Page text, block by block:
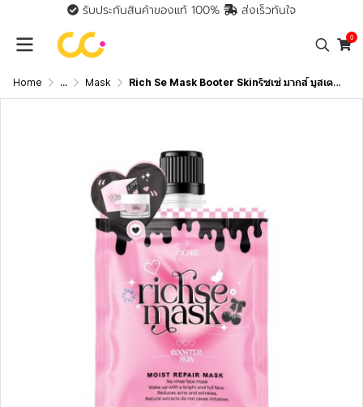
รับประกันสินค้าของแท้ 100% ส่งเร็วทันใจ
0
Home ... Mask Rich Se Mask Booter Skinริซเซ่ มากส์ บูสเตอร์ สกิน